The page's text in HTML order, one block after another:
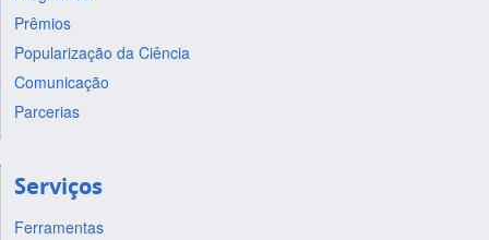
Prêmios
Popularização da Ciência
Comunicação
Parcerias
Serviços
Ferramentas